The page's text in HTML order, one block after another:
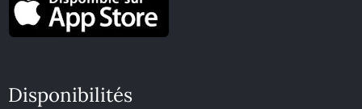
Disponibilités